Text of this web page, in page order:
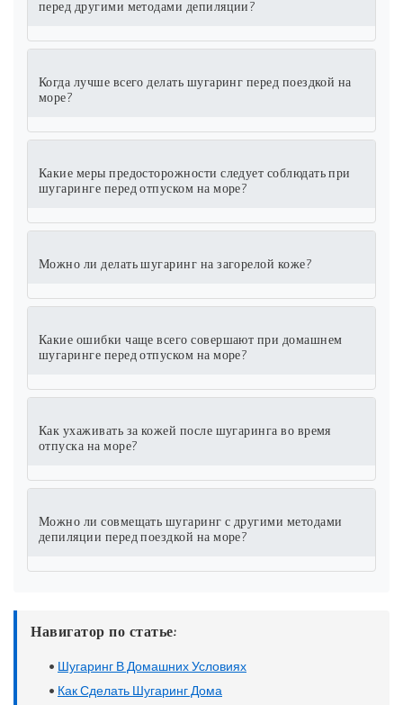
перед другими методами депиляции?
Когда лучше всего делать шугаринг перед поездкой на
море?
Какие меры предосторожности следует соблюдать при
шугаринге перед отпуском на море?
Можно ли делать шугаринг на загорелой коже?
Какие ошибки чаще всего совершают при домашнем
шугаринге перед отпуском на море?
Как ухаживать за кожей после шугаринга во время
отпуска на море?
Можно ли совмещать шугаринг с другими методами
депиляции перед поездкой на море?
Навигатор по статье:
• Шугаринг В Домашних Условиях
• Как Сделать Шугаринг Дома